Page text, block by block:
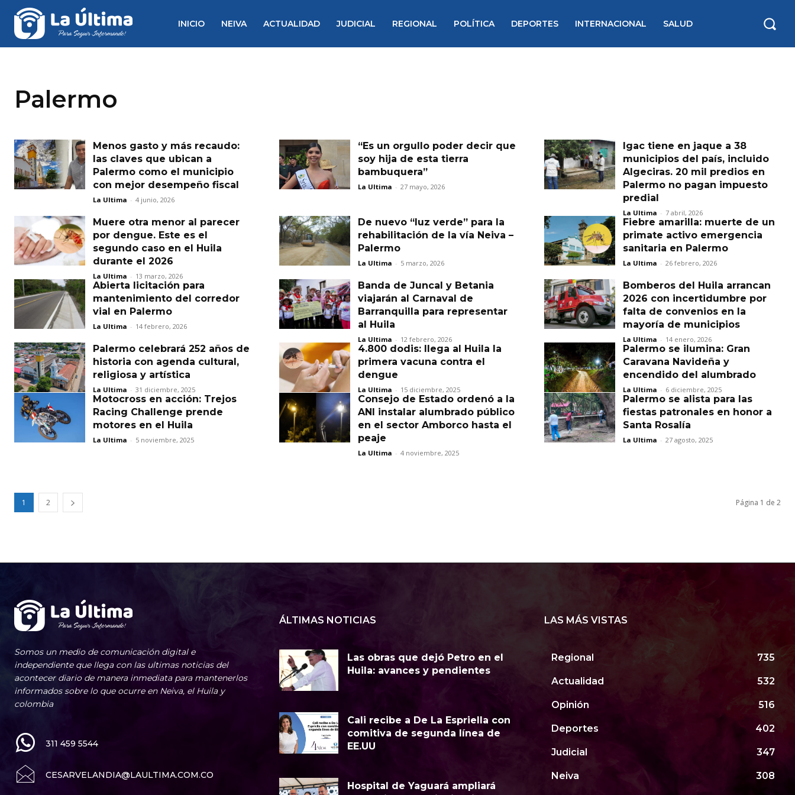
INICIO NEIVA ACTUALIDAD JUDICIAL REGIONAL POLÍTICA DEPORTES INTERNACIONAL SALUD
Palermo
Menos gasto y más recaudo:
las claves que ubican a
Palermo como el municipio
con mejor desempeño fiscal
La Ultima - 4 junio, 2026
“Es un orgullo poder decir que
soy hija de esta tierra
bambuquera”
La Ultima - 27 mayo, 2026
Igac tiene en jaque a 38
municipios del país, incluido
Algeciras. 20 mil predios en
Palermo no pagan impuesto
predial
La Ultima - 7 abril, 2026
Muere otra menor al parecer
por dengue. Este es el
segundo caso en el Huila
durante el 2026
La Ultima - 13 marzo, 2026
De nuevo “luz verde” para la
rehabilitación de la vía Neiva –
Palermo
La Ultima - 5 marzo, 2026
Fiebre amarilla: muerte de un
primate activo emergencia
sanitaria en Palermo
La Ultima - 26 febrero, 2026
Abierta licitación para
mantenimiento del corredor
vial en Palermo
La Ultima - 14 febrero, 2026
Banda de Juncal y Betania
viajarán al Carnaval de
Barranquilla para representar
al Huila
La Ultima - 12 febrero, 2026
Bomberos del Huila arrancan
2026 con incertidumbre por
falta de convenios en la
mayoría de municipios
La Ultima - 14 enero, 2026
Palermo celebrará 252 años de
historia con agenda cultural,
religiosa y artística
La Ultima - 31 diciembre, 2025
4.800 dodis: llega al Huila la
primera vacuna contra el
dengue
La Ultima - 15 diciembre, 2025
Palermo se ilumina: Gran
Caravana Navideña y
encendido del alumbrado
La Ultima - 6 diciembre, 2025
Motocross en acción: Trejos
Racing Challenge prende
motores en el Huila
La Ultima - 5 noviembre, 2025
Consejo de Estado ordenó a la
ANI instalar alumbrado público
en el sector Amborco hasta el
peaje
La Ultima - 4 noviembre, 2025
Palermo se alista para las
fiestas patronales en honor a
Santa Rosalía
La Ultima - 27 agosto, 2025
1 2 Página 1 de 2
Somos un medio de comunicación digital e
independiente que llega con las ultimas noticias del
acontecer diario de manera inmediata para mantenerlos
informados sobre lo que ocurre en Neiva, el Huila y
colombia
311 459 5544
CESARVELANDIA@LAULTIMA.COM.CO
ÁLTIMAS NOTICIAS
Las obras que dejó Petro en el
Huila: avances y pendientes
Cali recibe a De La Espriella con
comitiva de segunda línea de
EE.UU
Hospital de Yaguará ampliará
LAS MÁS VISTAS
Regional 735
Actualidad 532
Opinión 516
Deportes 402
Judicial 347
Neiva 308